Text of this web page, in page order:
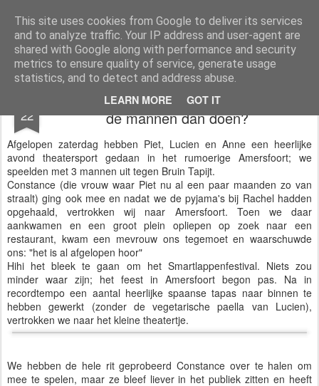
This site uses cookies from Google to deliver its services
and to analyze traffic. Your IP address and user-agent are
shared with Google along with performance and security
metrics to ensure quality of service, generate usage
statistics, and to detect and address abuse.
LEARN MORE GOT IT
Expreszo Theatersport De leukste theatersportgroep in Hoorn
Pages
22
Als de vrouwen van huis zijn, wat moeten
de mannen dan doen?
Afgelopen zaterdag hebben Piet, Lucien en Anne een heerlijke
avond theatersport gedaan in het rumoerige Amersfoort; we
speelden met 3 mannen uit tegen Bruin Tapijt.
Constance (die vrouw waar Piet nu al een paar maanden zo van
straalt) ging ook mee en nadat we de pyjama's bij Rachel hadden
opgehaald, vertrokken wij naar Amersfoort. Toen we daar
aankwamen en een groot plein opliepen op zoek naar een
restaurant, kwam een mevrouw ons tegemoet en waarschuwde
ons: "het is al afgelopen hoor"
Hihi het bleek te gaan om het Smartlappenfestival. Niets zou
minder waar zijn; het feest in Amersfoort begon pas. Na in
recordtempo een aantal heerlijke spaanse tapas naar binnen te
hebben gewerkt (zonder de vegetarische paella van Lucien),
vertrokken we naar het kleine theatertje.
We hebben de hele rit geprobeerd Constance over te halen om
mee te spelen, maar ze bleef liever in het publiek zitten en heeft